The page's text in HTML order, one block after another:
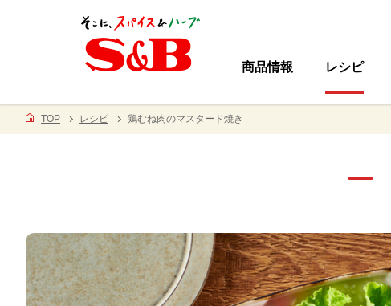
商品情報 レシピ
TOP レシピ 鶏むね肉のマスタード焼き